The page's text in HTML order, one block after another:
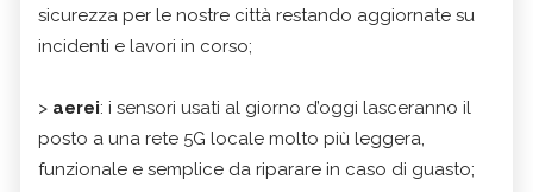
sicurezza per le nostre città restando aggiornate su
incidenti e lavori in corso;
> aerei: i sensori usati al giorno d’oggi lasceranno il
posto a una rete 5G locale molto più leggera,
funzionale e semplice da riparare in caso di guasto;